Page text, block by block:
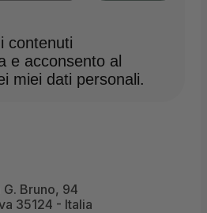
contenuti
e acconsento al
miei dati personali.
G. Bruno, 94
35124 - Italia